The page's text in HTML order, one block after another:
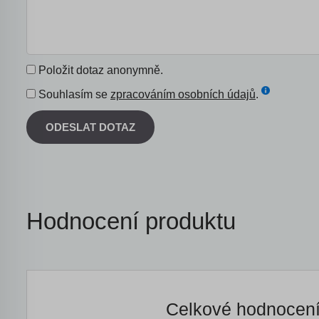
Položit dotaz anonymně.
Souhlasím se zpracováním osobních údajů.
ODESLAT DOTAZ
Hodnocení produktu
Celkové